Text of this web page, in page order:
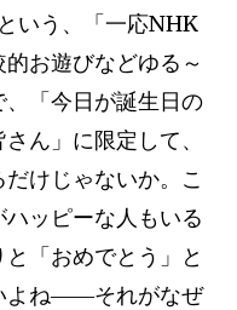
いう、「一応NHK
お遊びなどゆる～
「今日が誕生日の
ん」に限定して、
だけじゃないか。こ
ッピーな人もいる
「おめでとう」と
よね――それがなぜ